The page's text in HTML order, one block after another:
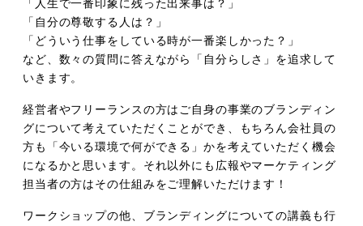
「人生で一番印象に残った出来事は？」
「自分の尊敬する人は？」
「どういう仕事をしている時が一番楽しかった？」
など、数々の質問に答えながら「自分らしさ」を追求して
いきます。
経営者やフリーランスの方はご自身の事業のブランディン
グについて考えていただくことができ、もちろん会社員の
方も「今いる環境で何ができる」かを考えていただく機会
になるかと思います。それ以外にも広報やマーケティング
担当者の方はその仕組みをご理解いただけます！
ワークショップの他、ブランディングについての講義も行